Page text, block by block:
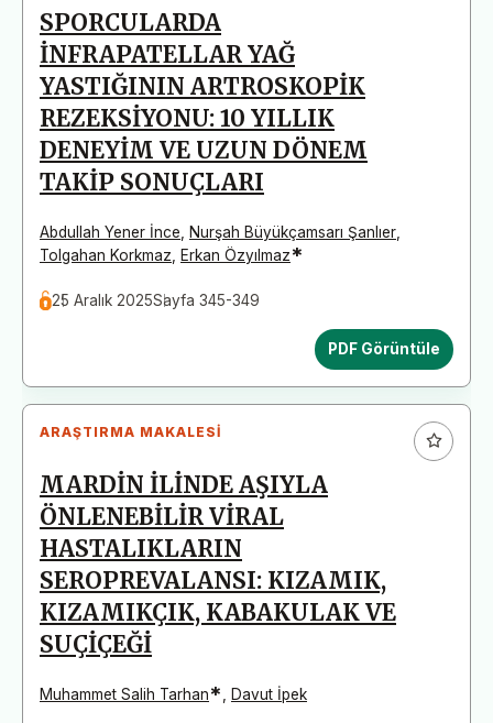
SPORCULARDA
İNFRAPATELLAR YAĞ
YASTIĞININ ARTROSKOPİK
REZEKSİYONU: 10 YILLIK
DENEYİM VE UZUN DÖNEM
TAKİP SONUÇLARI
Abdullah Yener İnce Nurşah Büyükçamsarı Şanlıer
Tolgahan Korkmaz
Erkan Özyılmaz*
25 Aralık 2025Sayfa 345-349
PDF Görüntüle
ARAŞTIRMA MAKALESI
MARDİN İLİNDE AŞIYLA
ÖNLENEBİLİR VİRAL
HASTALIKLARIN
SEROPREVALANSI: KIZAMIK,
KIZAMIKÇIK, KABAKULAK VE
SUÇİÇEĞİ
Muhammet Salih Tarhan* Davut İpek